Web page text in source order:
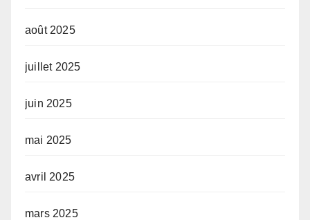
août 2025
juillet 2025
juin 2025
mai 2025
avril 2025
mars 2025